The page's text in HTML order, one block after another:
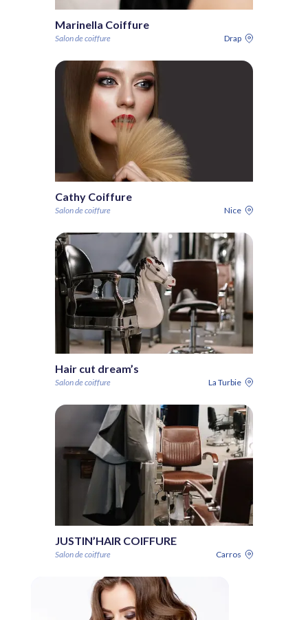
Marinella Coiffure
Salon de coiffure Drap
Cathy Coiffure
Salon de coiffure Nice
Hair cut dream’s
Salon de coiffure La Turbie
JUSTIN’HAIR COIFFURE
Salon de coiffure Carros